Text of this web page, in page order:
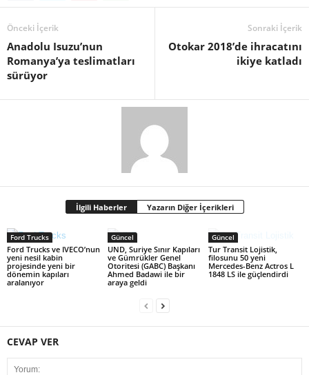
Önceki İçerik
Anadolu Isuzu’nun
Romanya’ya teslimatları
sürüyor
Sonraki İçerik
Otokar 2018’de ihracatını
ikiye katladı
İlgili Haberler Yazarın Diğer İçerikleri
Ford Trucks
Ford Trucks ve IVECO’nun
yeni nesil kabin
projesinde yeni bir
dönemin kapıları
aralanıyor
Güncel
UND, Suriye Sınır Kapıları
ve Gümrükler Genel
Otoritesi (GABC) Başkanı
Ahmed Badawi ile bir
araya geldi
Güncel
Tur Transit Lojistik,
filosunu 50 yeni
Mercedes-Benz Actros L
1848 LS ile güçlendirdi
CEVAP VER